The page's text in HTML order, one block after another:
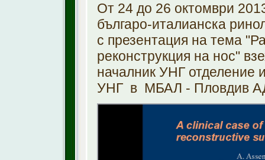
От 24 до 26 октомври
българо-италианска
с презентация на тема
реконструкция на нос"
началник УНГ отделение
УНГ в МБАЛ - Пловдив